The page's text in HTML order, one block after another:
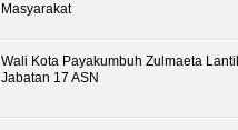
Masyarakat
Wali Kota Payakumbuh Zulmaeta
Jabatan 17 ASN